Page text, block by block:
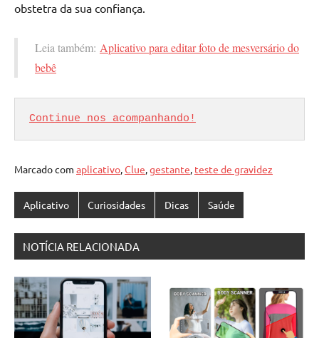
obstetra da sua confiança.
Leia também: Aplicativo para editar foto de mesversário do
bebê
Continue nos acompanhando!
Marcado com aplicativo,Clue,gestante, teste de gravidez
Aplicativo Curiosidades Dicas Saúde
NOTÍCIA RELACIONADA